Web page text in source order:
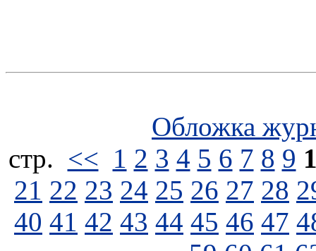
Обложка
стp. << 1 2 3 4 5 6 7 8 9
21 22 23 24 25 26 27 28
40 41 42 43 44 45 46 47